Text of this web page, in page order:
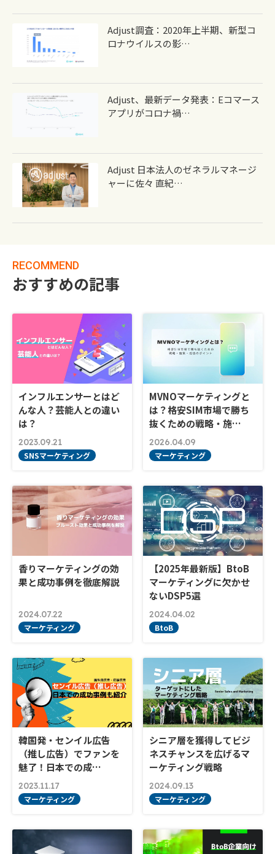
Adjust調査：2020年上半期、新型コ
ロナウイルスの影…
Adjust、最新データ発表：Eコマース
アプリがコロナ禍…
Adjust 日本法人のゼネラルマネージ
ャーに佐々 直紀…
RECOMMEND
おすすめの記事
インフルエンサーとはど
んな人？芸能人との違い
は？
2023.09.21
SNSマーケティング
MVNOマーケティングと
は？格安SIM市場で勝ち
抜くための戦略・施…
2026.04.09
マーケティング
香りマーケティングの効
果と成功事例を徹底解説
2024.07.22
マーケティング
【2025年最新版】BtoB
マーケティングに欠かせ
ないDSP5選
2024.04.02
BtoB
韓国発・センイル広告
（推し広告）でファンを
魅了！日本での成…
2023.11.17
マーケティング
シニア層を獲得してビジ
ネスチャンスを広げるマ
ーケティング戦略
2024.09.13
マーケティング